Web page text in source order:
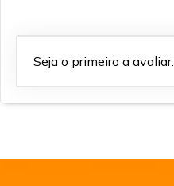
Seja o primeiro a avaliar.